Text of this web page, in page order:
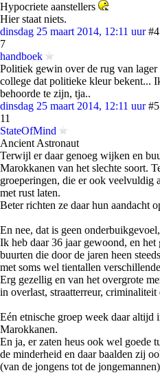
Hypocriete aanstellers
Hier staat niets.
dinsdag 25 maart 2014, 12:11 uur #4
7
handboek
Politiek gewin over de rug van lager
college dat politieke kleur bekent...
behoorde te zijn, tja..
dinsdag 25 maart 2014, 12:11 uur #5
11
StateOfMind
Ancient Astronaut
Terwijl er daar genoeg wijken en
Marokkanen van het slechte soort.
groeperingen, die er ook veelvuldig
met rust laten.
Beter richten ze daar hun aandacht
En nee, dat is geen
Ik heb daar 36 jaar gewoond, en
buurten die door de jaren heen
met soms wel tientallen
Erg gezellig en van het overgrote
in overlast, straatterreur, criminaliteit
Eén etnische groep week daar altijd
Marokkanen.
En ja, er zaten heus ook wel goede
de minderheid en daar baalden zij
(van de jongens tot de